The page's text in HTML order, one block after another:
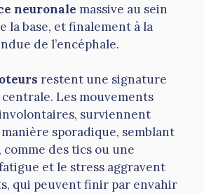
neuronale massive au sein
la base, et finalement à la
de l’encéphale.
restent une signature
Les mouvements
surviennent
sporadique, semblant
des tics ou une
et le stress aggravent
qui peuvent finir par envahir